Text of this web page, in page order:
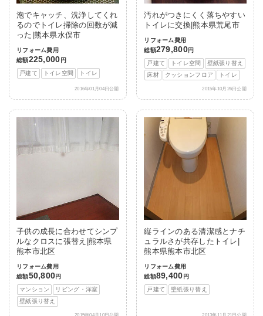
泡でキャッチ、洗浄してくれ
るのでトイレ掃除の回数が減
った|熊本県水俣市
リフォーム費用
総額225,000 円
戸建て
トイレ空間 トイレ
2016年01月04日公開
汚れがつきにくく落ちやすい
トイレに交換|熊本県荒尾市
リフォーム費用
総額279,800円
戸建て
トイレ空間
壁紙張り替え
床材
クッションフロア トイレ
2015年10月26日公開
子供の成長に合わせてシンプ
ルなクロスに張替え|熊本県
熊本市北区
リフォーム費用
総額50,800円
マンション
リビング・洋室
壁紙張り替え
2015年04月10日公開
縦ラインのある清潔感とナチ
ュラルさが共存したトイレ|
熊本県熊本市北区
リフォーム費用
総額89,400 円
戸建て
壁紙張り替え
2013年11月21日公開